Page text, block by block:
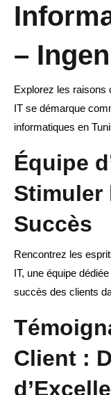
–
Explorez les raisons
IT se démarque
informatiques en
Équipe
Stimuler
Succès
Rencontrez les
IT, une équipe
succès des clients
Client :